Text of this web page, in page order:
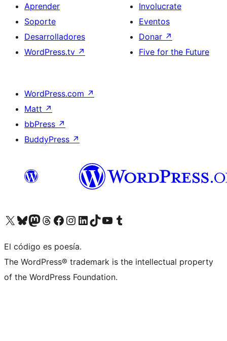
Aprender
Soporte
Desarrolladores
WordPress.tv ↗
Involucrate
Eventos
Donar ↗
Five for the Future
WordPress.com ↗
Matt ↗
bbPress ↗
BuddyPress ↗
Visitá nuestra cuenta de X (anteriormente Twitter)
Visitá nuestra cuenta de Bluesky
Visitá nuestra cuenta de Mastodon
Visitá nuestra cuenta de Threads
Visitá nuestra página de Facebook
Visitá nuestra cuenta de Instagram
Visitá nuestra cuenta de LinkedIn
Visitá nuestra cuenta de TikTok
Visitá nuestro canal de YouTube
Visitá nuestra cuenta de Tumblr
El código es poesía.
The WordPress® trademark is the intellectual property
of the WordPress Foundation.